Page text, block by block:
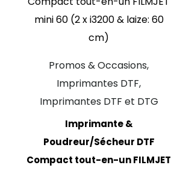
Promos & Occasions,
Imprimantes DTF,
Imprimantes DTF et DTG
Imprimante &
Poudreur/Sécheur DTF
Compact tout-en-un FILMJET